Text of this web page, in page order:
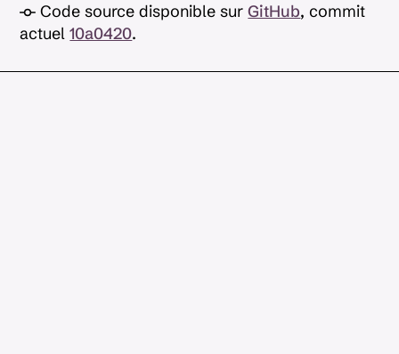
Code source disponible surGitHub, commit
actuel10a0420.